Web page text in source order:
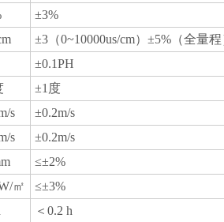
±3%
±3（0~10000us/cm）±5%（全量程
±0.1PH
±1度
s
±0.2m/s
s
±0.2m/s
≤±2%
㎡
≤±3%
＜0.2 h